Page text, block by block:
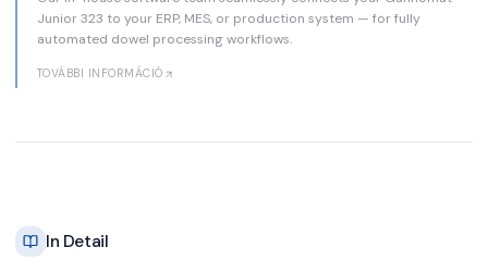
Junior 323 to your ERP, MES, or production system — for fully
automated dowel processing workflows.
TOVÁBBI INFORMÁCIÓ
In Detail